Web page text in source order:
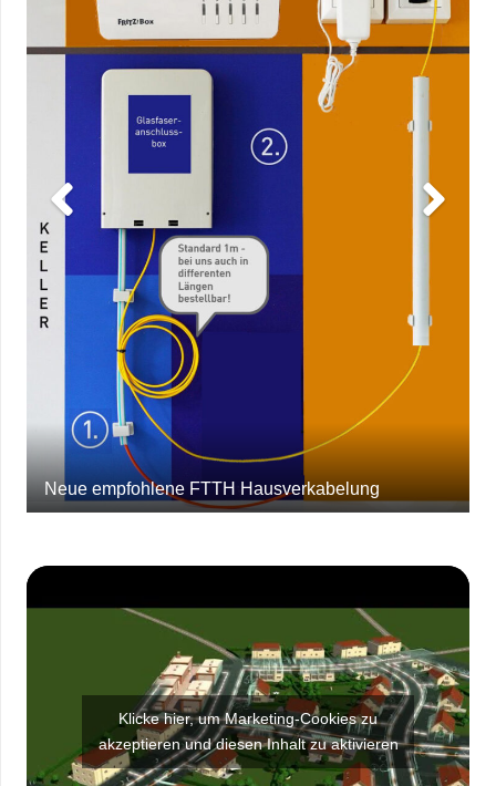
Neue empfohlene FTTH Hausverkabelung
Klicke hier, um Marketing-Cookies zu
akzeptieren und diesen Inhalt zu aktivieren